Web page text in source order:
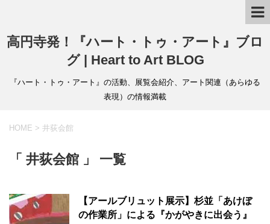
高円寺発！『ハート・トゥ・アート』ブロ
グ | Heart to Art BLOG
『ハート・トゥ・アート』の活動、展覧会紹介、アート関連（あらゆる
表現）の情報満載
HOME > 井荻会館
「 井荻会館 」 一覧
【アールブリュット展示】杉並「あけぼ
の作業所」による『かがやきに出会う』